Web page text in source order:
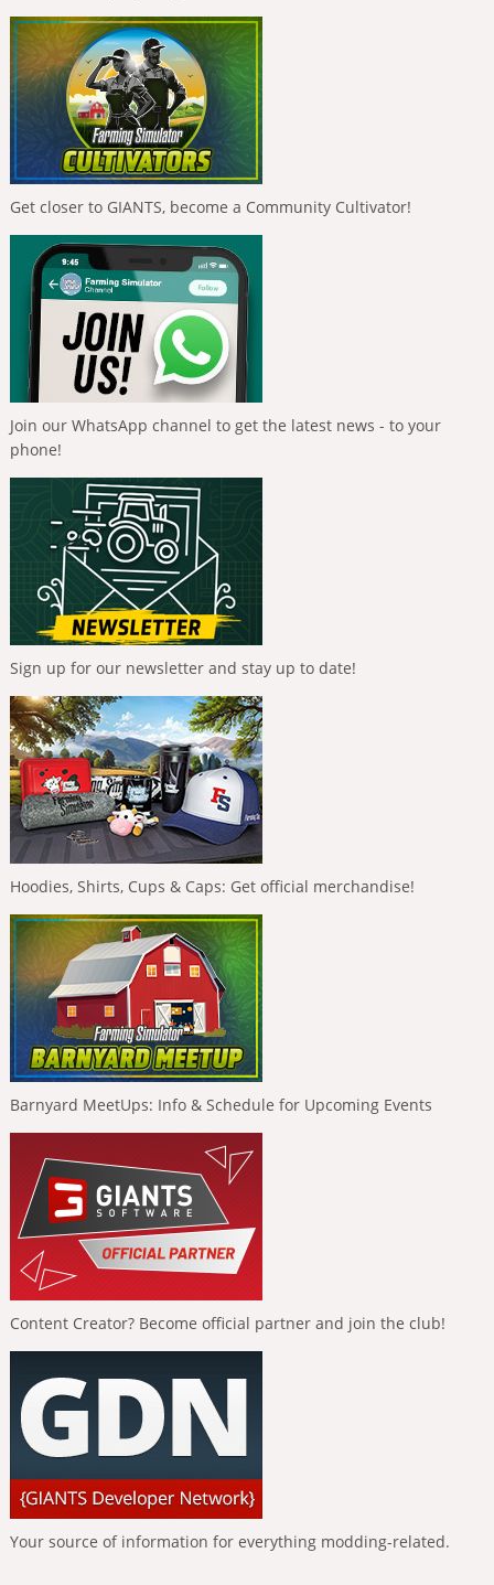
Get closer to GIANTS, become a Community Cultivator!
Join our WhatsApp channel to get the latest news - to your
phone!
Sign up for our newsletter and stay up to date!
Hoodies, Shirts, Cups & Caps: Get official merchandise!
Barnyard MeetUps: Info & Schedule for Upcoming Events
Content Creator? Become official partner and join the club!
Your source of information for everything modding-related.